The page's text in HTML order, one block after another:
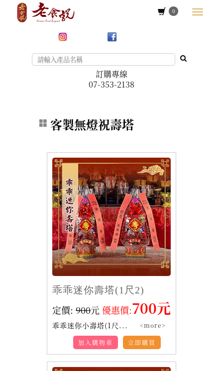
0
訂購專線
07-353-2138
客製無燈祝壽塔
乖乖迷你壽塔(1尺2)
定價: 900元 優惠價:700元
乖乖迷你小壽塔(1尺... <more>
立即購買
加入購物車